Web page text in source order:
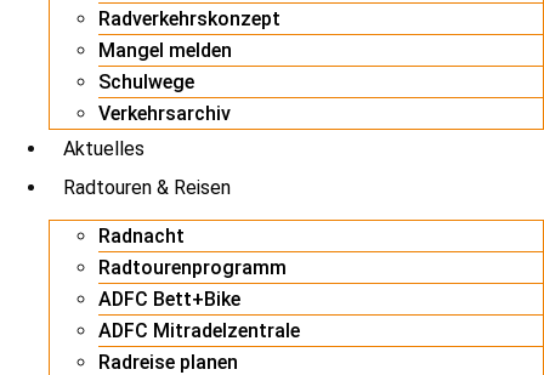
Radverkehrskonzept
Mangel melden
Schulwege
Verkehrsarchiv
Aktuelles
Radtouren & Reisen
Radnacht
Radtourenprogramm
ADFC Bett+Bike
ADFC Mitradelzentrale
Radreise planen